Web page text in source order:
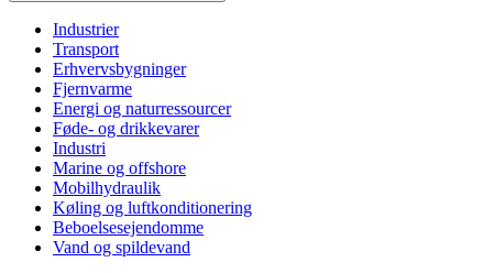
Industrier
Transport
Erhvervsbygninger
Fjernvarme
Energi og naturressourcer
Føde- og drikkevarer
Industri
Marine og offshore
Mobilhydraulik
Køling og luftkonditionering
Beboelsesejendomme
Vand og spildevand